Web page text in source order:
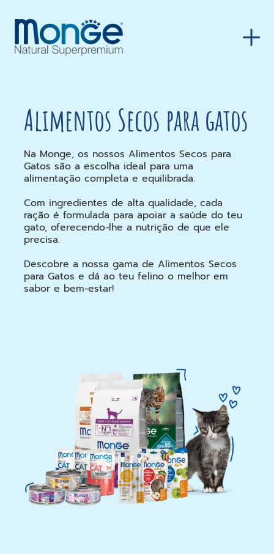
Alimentos Secos para gatos
Na Monge, os nossos Alimentos Secos para
Gatos são a escolha ideal para uma
alimentação completa e equilibrada.
Com ingredientes de alta qualidade, cada
ração é formulada para apoiar a saúde do teu
gato, oferecendo-lhe a nutrição de que ele
precisa.
Descobre a nossa gama de Alimentos Secos
para Gatos e dá ao teu felino o melhor em
sabor e bem-estar!